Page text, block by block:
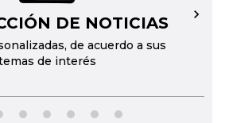
DE NOTICIAS
de acuerdo a sus
de interés
→